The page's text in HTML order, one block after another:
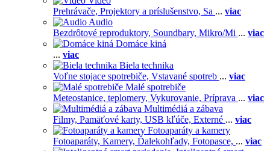
Prehrávače, Projektory a príslušenstvo, Sa ... viac
Audio
Bezdrôtové reproduktory, Soundbary, Mikro/Mi ... viac
Domáce kiná
... viac
Biela technika
Voľne stojace spotrebiče, Vstavané spotreb ... viac
Malé spotrebiče
Meteostanice, teplomery, Vykurovanie, Príprava ... viac
Multimédiá a zábava
Filmy, Pamäťové karty, USB kľúče, Externé ... viac
Fotoaparáty a kamery
Fotoaparáty, Kamery, Ďalekohľady, Fotopasce, ... viac